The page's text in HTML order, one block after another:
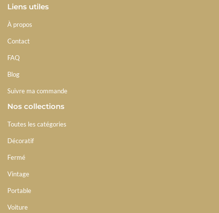
Liens utiles
À propos
Contact
FAQ
Blog
Suivre ma commande
Nos collections
Toutes les catégories
Décoratif
Fermé
Vintage
Portable
Voiture